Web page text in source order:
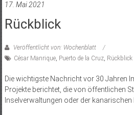
17. Mai 2021
Rückblick
Veröffentlicht von: Wochenblatt
César Manrique, Puerto de la Cruz, Rückblick
Die wichtigste Nachricht vor 30 Jahren
Projekte berichtet, die von öffentlichen
Inselverwaltungen oder der kanarischen